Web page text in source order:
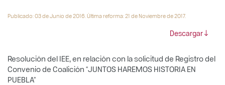
Publicado: 03 de Junio de 2016. Última reforma: 21 de Noviembre de 2017.
Descargar
Resolución del IEE, en relación con la solicitud de Registro del
Convenio de Coalición “JUNTOS HAREMOS HISTORIA EN
PUEBLA”